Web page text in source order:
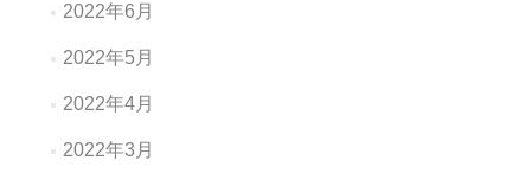
2022年6月
2022年5月
2022年4月
2022年3月